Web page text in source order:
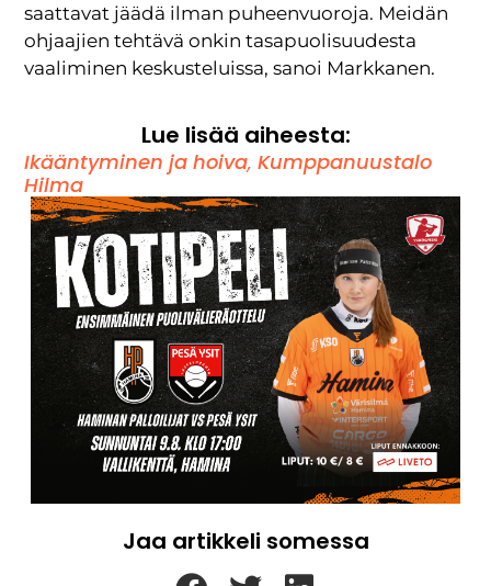
saattavat jäädä ilman puheenvuoroja. Meidän
ohjaajien tehtävä onkin tasapuolisuudesta
vaaliminen keskusteluissa, sanoi Markkanen.
Lue lisää aiheesta:
Ikääntyminen ja hoiva,Kumppanuustalo
Hilma
Jaa artikkeli somessa